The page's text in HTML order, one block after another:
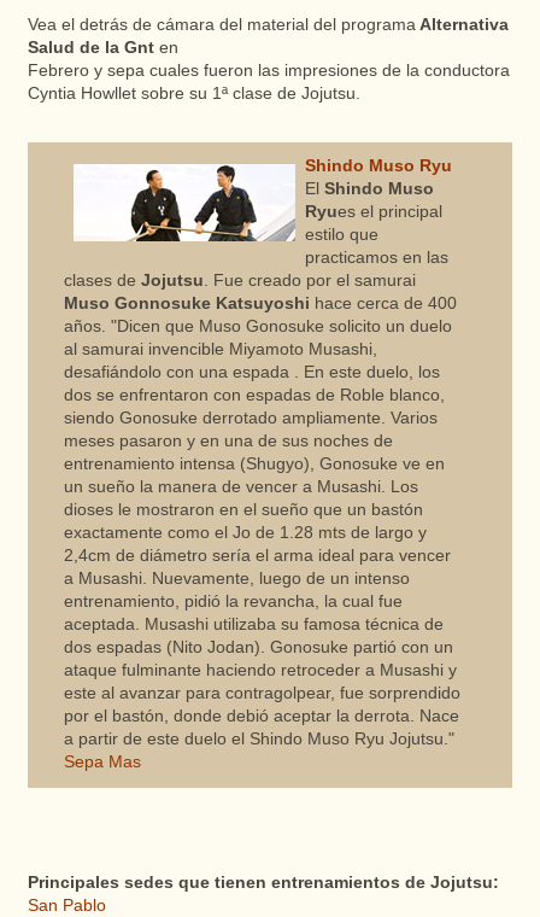
Vea el detrás de cámara del material del programaAlternativa
Salud de la Gnt en
Febrero y sepa cuales fueron las impresiones de la conductora
Cyntia Howllet sobre su 1ª clase de Jojutsu.
Shindo Muso Ryu
El Shindo Muso
Ryues el principal
estilo que
practicamos en las
clases de Jojutsu. Fue creado por el samurai
Muso Gonnosuke Katsuyoshi hace cerca de 400
años. "Dicen que Muso Gonosuke solicito un duelo
al samurai invencible Miyamoto Musashi,
desafiándolo con una espada . En este duelo, los
dos se enfrentaron con espadas de Roble blanco,
siendo Gonosuke derrotado ampliamente. Varios
meses pasaron y en una de sus noches de
entrenamiento intensa (Shugyo), Gonosuke ve en
un sueño la manera de vencer a Musashi. Los
dioses le mostraron en el sueño que un bastón
exactamente como el Jo de 1.28 mts de largo y
2,4cm de diámetro sería el arma ideal para vencer
a Musashi. Nuevamente, luego de un intenso
entrenamiento, pidió la revancha, la cual fue
aceptada. Musashi utilizaba su famosa técnica de
dos espadas (Nito Jodan). Gonosuke partió con un
ataque fulminante haciendo retroceder a Musashi y
este al avanzar para contragolpear, fue sorprendido
por el bastón, donde debió aceptar la derrota. Nace
a partir de este duelo el Shindo Muso Ryu Jojutsu."
Sepa Mas
Principales sedes que tienen entrenamientos de Jojutsu:
San Pablo